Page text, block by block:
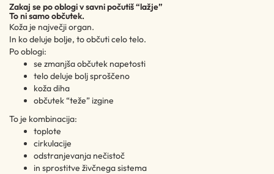
Zakaj se po oblogi v savni počutiš “lažje”
To ni samo občutek.
Koža je največji organ.
In ko deluje bolje, to občuti celo telo.
Po oblogi:
se zmanjša občutek napetosti
telo deluje bolj sproščeno
koža diha
občutek “teže” izgine
To je kombinacija:
toplote
cirkulacije
odstranjevanja nečistoč
in sprostitve živčnega sistema